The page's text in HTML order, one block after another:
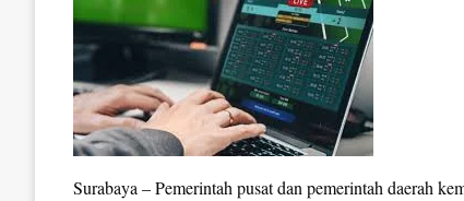
Surabaya – Pemerintah pusat dan pemerintah daerah